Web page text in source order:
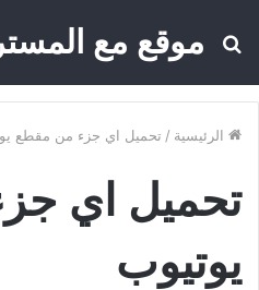
موقع مع
بحث
الرئيسية / تحميل اي جزء من مقطع
تحميل اي
يوتيوب